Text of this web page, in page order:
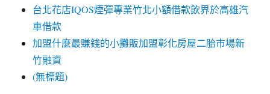
台北花店IQOS煙彈專業竹北小額借款飲界於高雄汽
車借款
加盟什麼最賺錢的小攤販加盟彰化房屋二胎市場新
竹融資
(無標題)